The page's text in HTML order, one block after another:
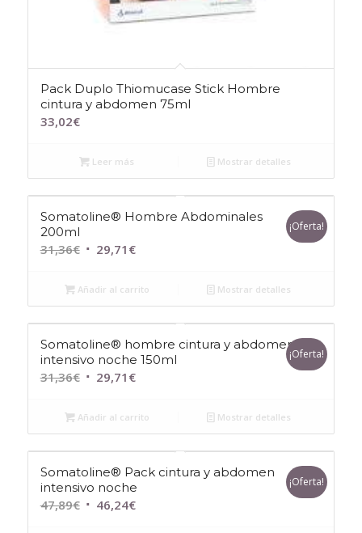
Pack Duplo Thiomucase Stick Hombre
cintura y abdomen 75ml
33,02€
Leer más Mostrar detalles
Somatoline® Hombre Abdominales
200ml
31,36€ El
original
era:
31,36€.
29,71 €El
actual
es:
29,71€.
¡Oferta!
Añadir al carrito Mostrar detalles
Somatoline® hombre cintura y abdomen
intensivo noche 150ml
31,36€ El
original
era:
31,36€.
29,71 €El
actual
es:
29,71€.
¡Oferta!
Añadir al carrito Mostrar detalles
Somatoline® Pack cintura y abdomen
intensivo noche
47,89€ El 46,24€El
¡Oferta!